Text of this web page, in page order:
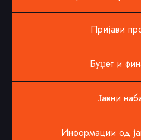
Пријави
Буџет и
Јавни
Информации од